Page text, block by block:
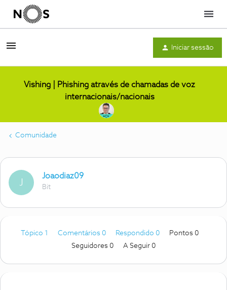
Menu
Iniciar sessão
Vishing | Phishing através de chamadas de voz
internacionais/nacionais
Comunidade
J
Joaodiaz09
Bit
Tópico 1 Comentários 0 Respondido 0
Pontos 0
Seguidores 0 A Seguir 0